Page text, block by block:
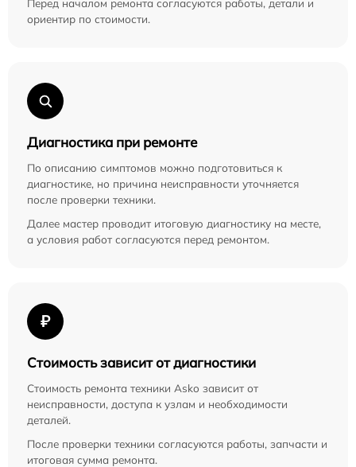
ориентир по стоимости.
Диагностика при ремонте
По описанию симптомов можно подготовиться к
диагностике, но причина неисправности уточняется
после проверки техники.
Далее мастер проводит итоговую диагностику на месте,
а условия работ согласуются перед ремонтом.
₽
Стоимость зависит от диагностики
Стоимость ремонта техники Asko зависит от
неисправности, доступа к узлам и необходимости
деталей.
После проверки техники согласуются работы, запчасти и
итоговая сумма ремонта.